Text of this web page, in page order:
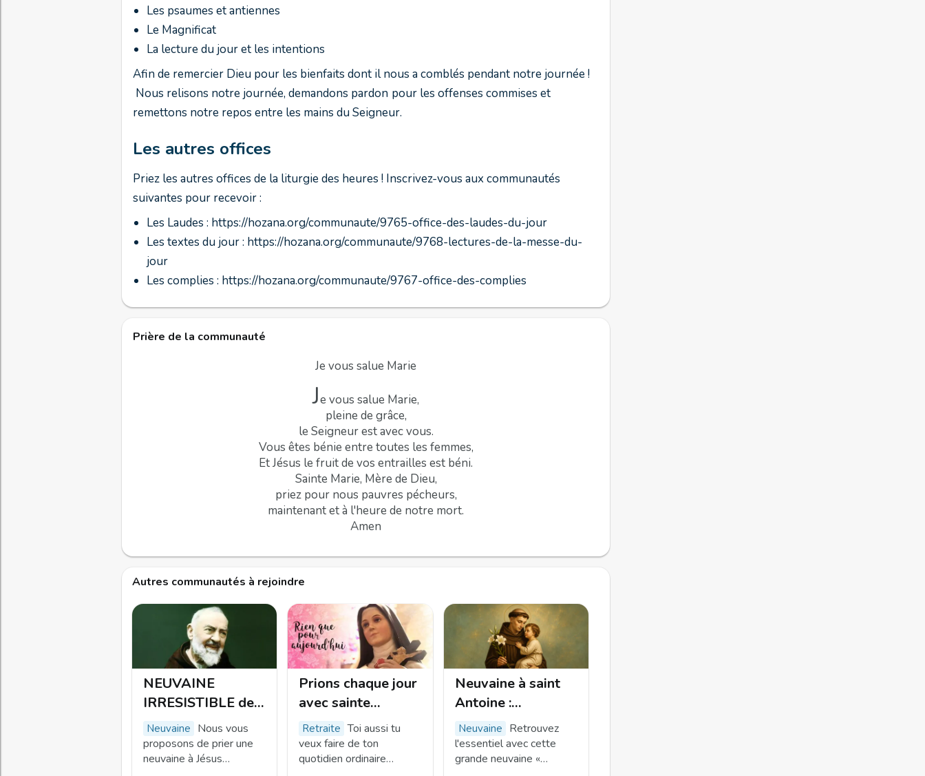
Les psaumes et antiennes
Le Magnificat
La lecture du jour et les intentions
Afin de remercier Dieu pour les bienfaits dont il nous a comblés pendant notre journée !
Nous relisons notre journée, demandons pardon pour les offenses commises et
remettons notre repos entre les mains du Seigneur.
Les autres offices
Priez les autres offices de la liturgie des heures ! Inscrivez-vous aux communautés
suivantes pour recevoir :
Les Laudes : https://hozana.org/communaute/9765-office-des-laudes-du-jour
Les textes du jour : https://hozana.org/communaute/9768-lectures-de-la-messe-du-
jour
Les complies : https://hozana.org/communaute/9767-office-des-complies
Prière de la communauté
Je vous salue Marie
Je vous salue Marie,
pleine de grâce,
le Seigneur est avec vous.
Vous êtes bénie entre toutes les femmes,
Et Jésus le fruit de vos entrailles est béni.
Sainte Marie, Mère de Dieu,
priez pour nous pauvres pécheurs,
maintenant et à l'heure de notre mort.
Amen
Autres communautés à rejoindre
NEUVAINE
IRRESISTIBLE de
Padre Pio pour les
causes difficiles
neuvaine Nous vous
proposons de prier une
neuvaine à Jésus
Prions chaque jour
avec sainte
Thérèse de
l'enfant Jésus
retraite Toi aussi tu
veux faire de ton
quotidien ordinaire
Neuvaine à saint
Antoine :
Retrouver ce qui
compte vraiment
neuvaine Retrouvez
l'essentiel avec cette
grande neuvaine «